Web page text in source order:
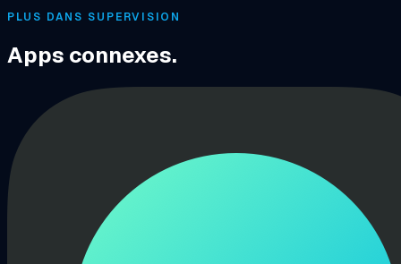
PLUS DANS SUPERVISION
Apps connexes.